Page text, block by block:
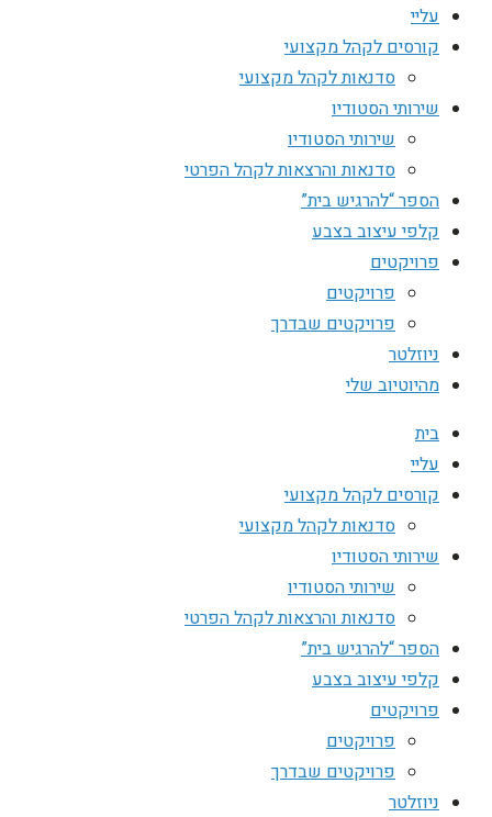
עליי
קורסים לקהל מקצועי
סדנאות לקהל מקצועי
שירותי הסטודיו
שירותי הסטודיו
סדנאות והרצאות לקהל הפרטי
הספר “להרגיש בית”
קלפי עיצוב בצבע
פרויקטים
פרויקטים
פרויקטים שבדרך
ניוזלטר
מהיוטיוב שלי
בית
עליי
קורסים לקהל מקצועי
סדנאות לקהל מקצועי
שירותי הסטודיו
שירותי הסטודיו
סדנאות והרצאות לקהל הפרטי
הספר “להרגיש בית”
קלפי עיצוב בצבע
פרויקטים
פרויקטים
פרויקטים שבדרך
ניוזלטר